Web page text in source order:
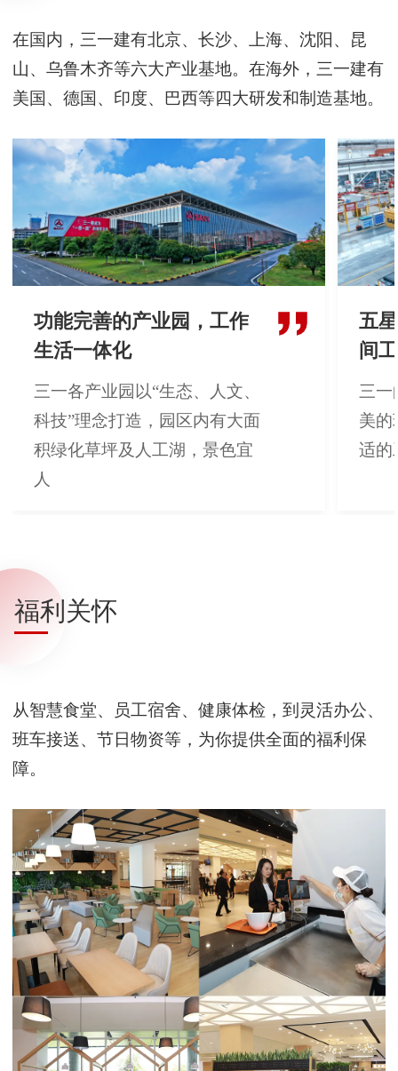
在国内，三一建有北京、长沙、上海、沈阳、昆
山、乌鲁木齐等六大产业基地。在海外，三一建有
美国、德国、印度、巴西等四大研发和制造基地。
功能完善的产业园，工作
生活一体化
三一各产业园以“生态、人文、
科技”理念打造，园区内有大面
积绿化草坪及人工湖，景色宜
人
五
间
三一
美的
适的
福利关怀
从智慧食堂、员工宿舍、健康体检，到灵活办公、
班车接送、节日物资等，为你提供全面的福利保
障。